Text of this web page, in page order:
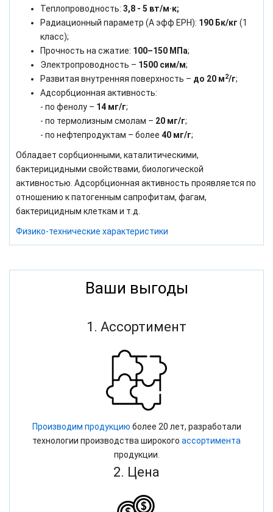
Теплопроводность: 3,8 - 5 вт/м·к;
Радиационный параметр (А эфф ЕРН): 190 Бк/кг (1
класс);
Прочность на сжатие: 100–150 МПа;
Электропроводность – 1500 сим/м;
Развитая внутренняя поверхность – до 20 м2/г;
Адсорбционная активность:
- по фенолу – 14 мг/г;
- по термолизным смолам – 20 мг/г;
- по нефтепродуктам – более 40 мг/г;
Обладает сорбционными, каталитическими,
бактерицидными свойствами, биологической
активностью. Адсорбционная активность проявляется по
отношению к патогенным сапрофитам, фагам,
бактерицидным клеткам и т.д.
Физико-технические характеристики
Ваши выгоды
1. Ассортимент
Производим продукцию более 20 лет, разработали
технологии производства широкого ассортимента
продукции.
2. Цена